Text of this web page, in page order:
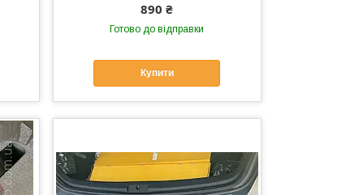
890 ₴
Готово до відправки
Купити